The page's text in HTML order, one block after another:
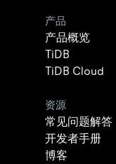
产品
产品概览
TiDB
TiDB Cloud
资源
常见问题解答
开发者手册
博客